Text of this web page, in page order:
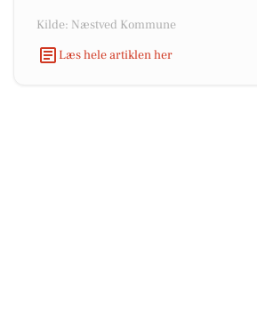
Kilde: Næstved Kommune
Læs hele artiklen her